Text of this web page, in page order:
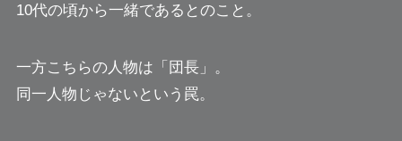
10代の頃から一緒であるとのこと。
一方こちらの人物は「団長」。
同一人物じゃないという罠。